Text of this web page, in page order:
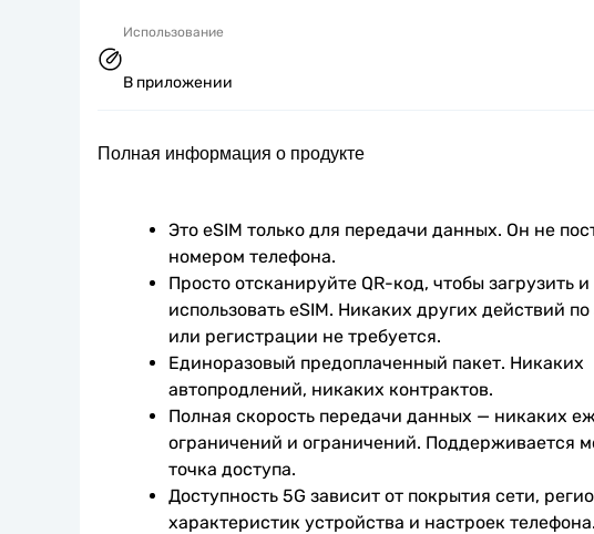
Использование
В приложении
Полная информация о продукте
Это eSIM только для передачи данных. Он не
номером телефона.
Просто отсканируйте QR-код, чтобы загрузить и
использовать eSIM. Никаких других действий
или регистрации не требуется.
Единоразовый предоплаченный пакет. Никаких
автопродлений, никаких контрактов.
Полная скорость передачи данных — никаких
ограничений и ограничений. Поддерживается
точка доступа.
Доступность 5G зависит от покрытия сети,
характеристик устройства и настроек